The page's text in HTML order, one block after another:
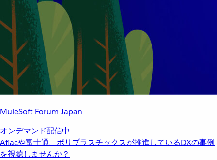
MuleSoft Forum Japan
オンデマンド配信中
Aflacや富士通、ポリプラスチックスが推進しているDXの事例
を視聴しませんか？